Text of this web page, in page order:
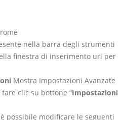
nella barra degli strumenti
finestra di inserimento url per
Mostra Impostazioni Avanzate
fare clic su bottone “Impostazioni
è possibile modificare le seguenti